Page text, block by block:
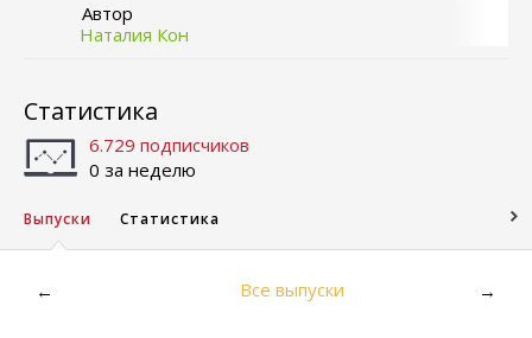
Автор
Наталия Кон
Статистика
6.729 подписчиков
0 за неделю
Выпуски Статистика
← Все выпуски →